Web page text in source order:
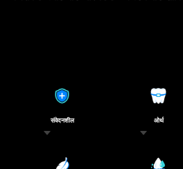
संवेदनशील ओर्थ